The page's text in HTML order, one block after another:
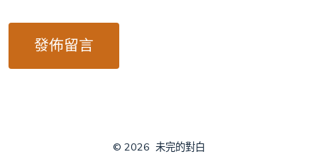
© 2026 未完的對白